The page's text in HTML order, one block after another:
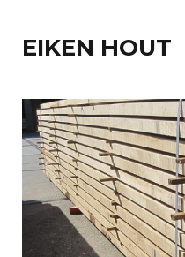
EIKEN HOUT